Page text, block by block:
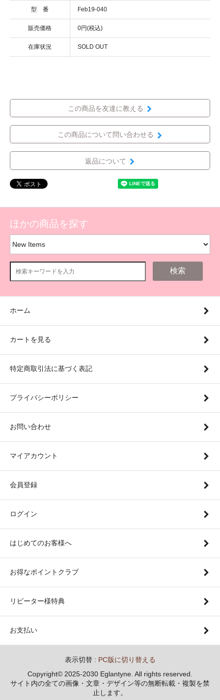
型 番 Feb19-040
販売価格 0円(税込)
在庫状況 SOLD OUT
この商品を友達に教える
この商品について問い合わせる
返品について
ほかの商品を探す
検索
ホーム
カートを見る
特定商取引法に基づく表記
プライバシーポリシー
お問い合わせ
マイアカウント
会員登録
ログイン
はじめてのお客様へ
お得なポイントクラブ
リピーター様特典
お支払い
表示切替 : PC版に切り替える
Copyright© 2025-2030 Eglantyne. All rights reserved.
サイト内の全ての画像・文章・デザイン等の無断転載・複製を禁
止します。